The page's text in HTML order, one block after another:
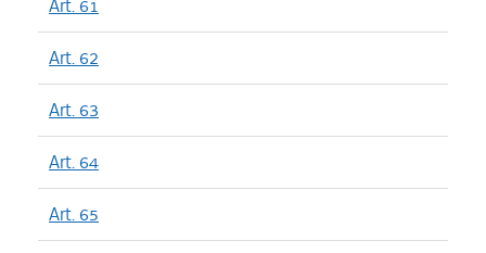
Art. 61
Art. 62
Art. 63
Art. 64
Art. 65